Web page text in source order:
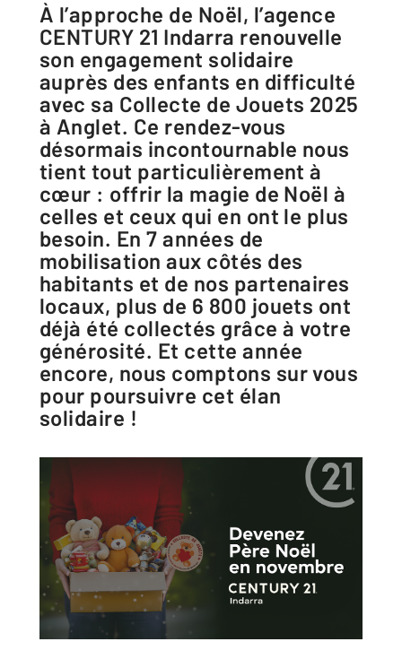
À l’approche de Noël, l’agence
CENTURY 21 Indarra renouvelle
son engagement solidaire
auprès des enfants en difficulté
avec sa Collecte de Jouets 2025
à Anglet. Ce rendez-vous
désormais incontournable nous
tient tout particulièrement à
cœur : offrir la magie de Noël à
celles et ceux qui en ont le plus
besoin. En 7 années de
mobilisation aux côtés des
habitants et de nos partenaires
locaux, plus de 6 800 jouets ont
déjà été collectés grâce à votre
générosité. Et cette année
encore, nous comptons sur vous
pour poursuivre cet élan
solidaire !